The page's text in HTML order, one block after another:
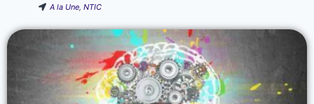
A la Une,NTIC